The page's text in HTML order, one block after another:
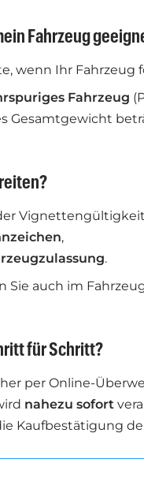
Fahrzeug
wenn Ihr
Fahrzeug
Gesamtgewicht
,
.
Sie auch im
für Schritt?
per Online-
nahezu sofort
Kaufbestätigung